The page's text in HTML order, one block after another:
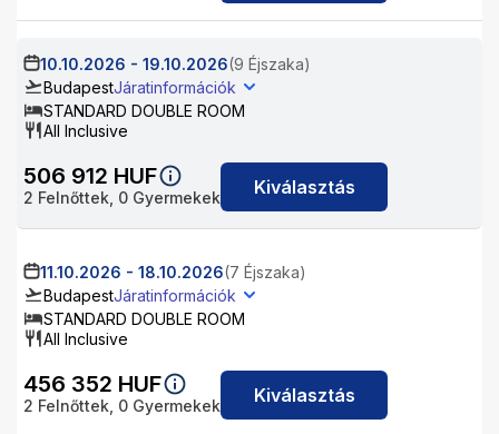
10.10.2026 - 19.10.2026(9 Éjszaka)
BudapestJáratinformációk
STANDARD DOUBLE ROOM
All Inclusive
506 912 HUF
2 Felnőttek, 0 Gyermekek Kiválasztás
11.10.2026 - 18.10.2026(7 Éjszaka)
BudapestJáratinformációk
STANDARD DOUBLE ROOM
All Inclusive
456 352 HUF
2 Felnőttek, 0 Gyermekek Kiválasztás